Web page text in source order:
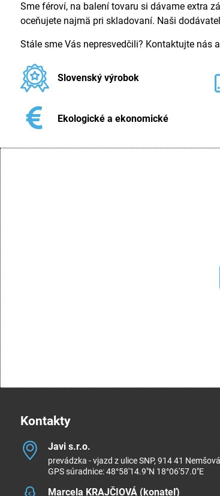
Sme féroví, na balení tovaru si dávame extra
oceňujete najmä pri skladovaní. Naši
Stále sme Vás nepresvedčili? Kontaktujte nás
Slovenský výrobok
Ekologické a ekonomické
Kontakty
Javi s​.r​.o​.
prevádzka - vjazd z ulice SNP, 914 41 Nemšová
GPS súradnice: 48°58'14.9"N 18°06'57.0"E
Marcela KRAJČIOVÁ (konateľ)